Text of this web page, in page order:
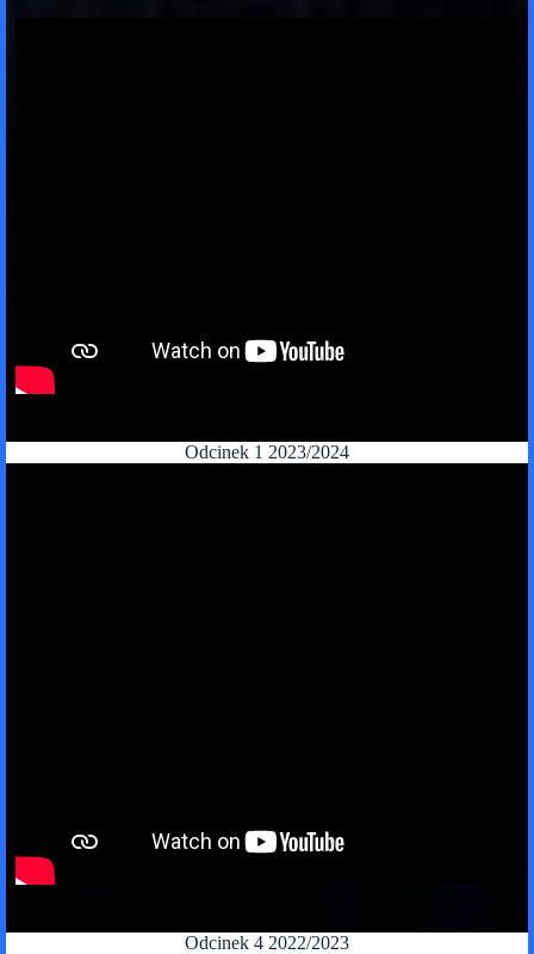
Odcinek 1 2023/2024
Odcinek 4 2022/2023